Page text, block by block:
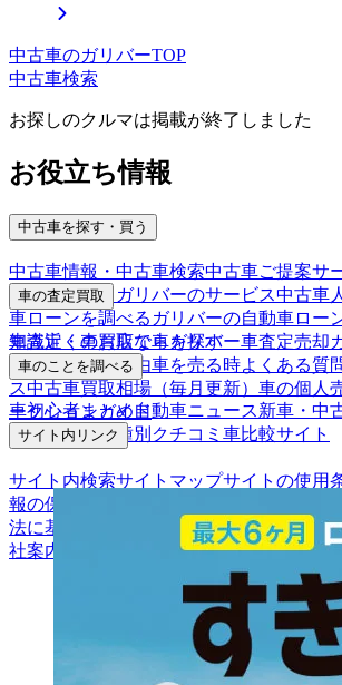
中古車のガリバーTOP
中古車検索
お探しのクルマは掲載が終了しました
お役立ち情報
中古車を探す・買う
中古車情報・中古車検索中古車ご提案サ
車購入ガイド
ガリバーのサービス中古車
車ローンを調べる ガリバーの自動車ロー
知識近くのお店で車を探す
車の査定買取
車査定・車買取ならガリバー車査定売却
定が選ばれる理由車を売る時よくある質
ス中古車買取相場（毎月更新） 車の個人
ークションガイド
車のことを調べる
車初心者まとめ自動車ニュース新車・中
費を調べる車種別クチコミ 車比較サイト
サイト内リンク
サイト内検索サイトマップサイトの使用
報の保護について
法に基づく表示
アフィリエイトパートナ
社案内